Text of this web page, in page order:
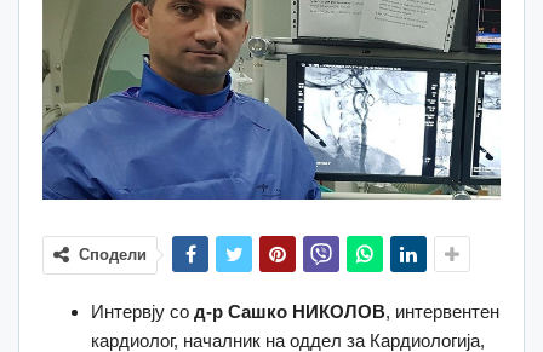
Сподели
Интервју со д-р Сашко НИКОЛОВ, интервентен
кардиолог, началник на оддел за Кардиологија,